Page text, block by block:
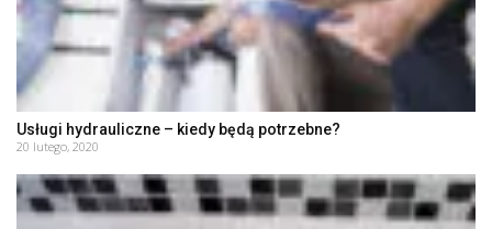
Usługi hydrauliczne – kiedy będą potrzebne?
20 lutego, 2020